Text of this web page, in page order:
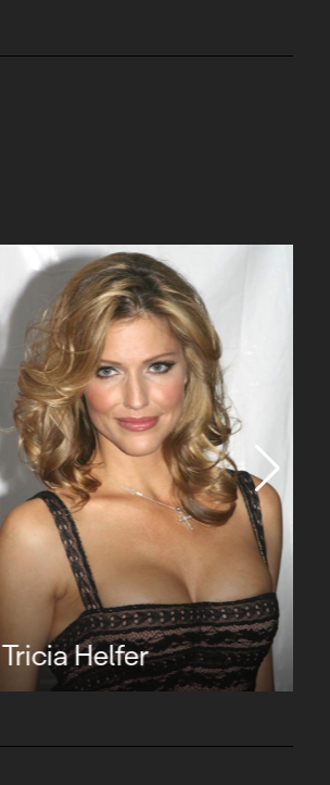
Tricia Helfer